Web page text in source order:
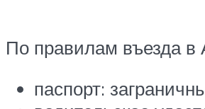
По правилам въезда
паспорт: